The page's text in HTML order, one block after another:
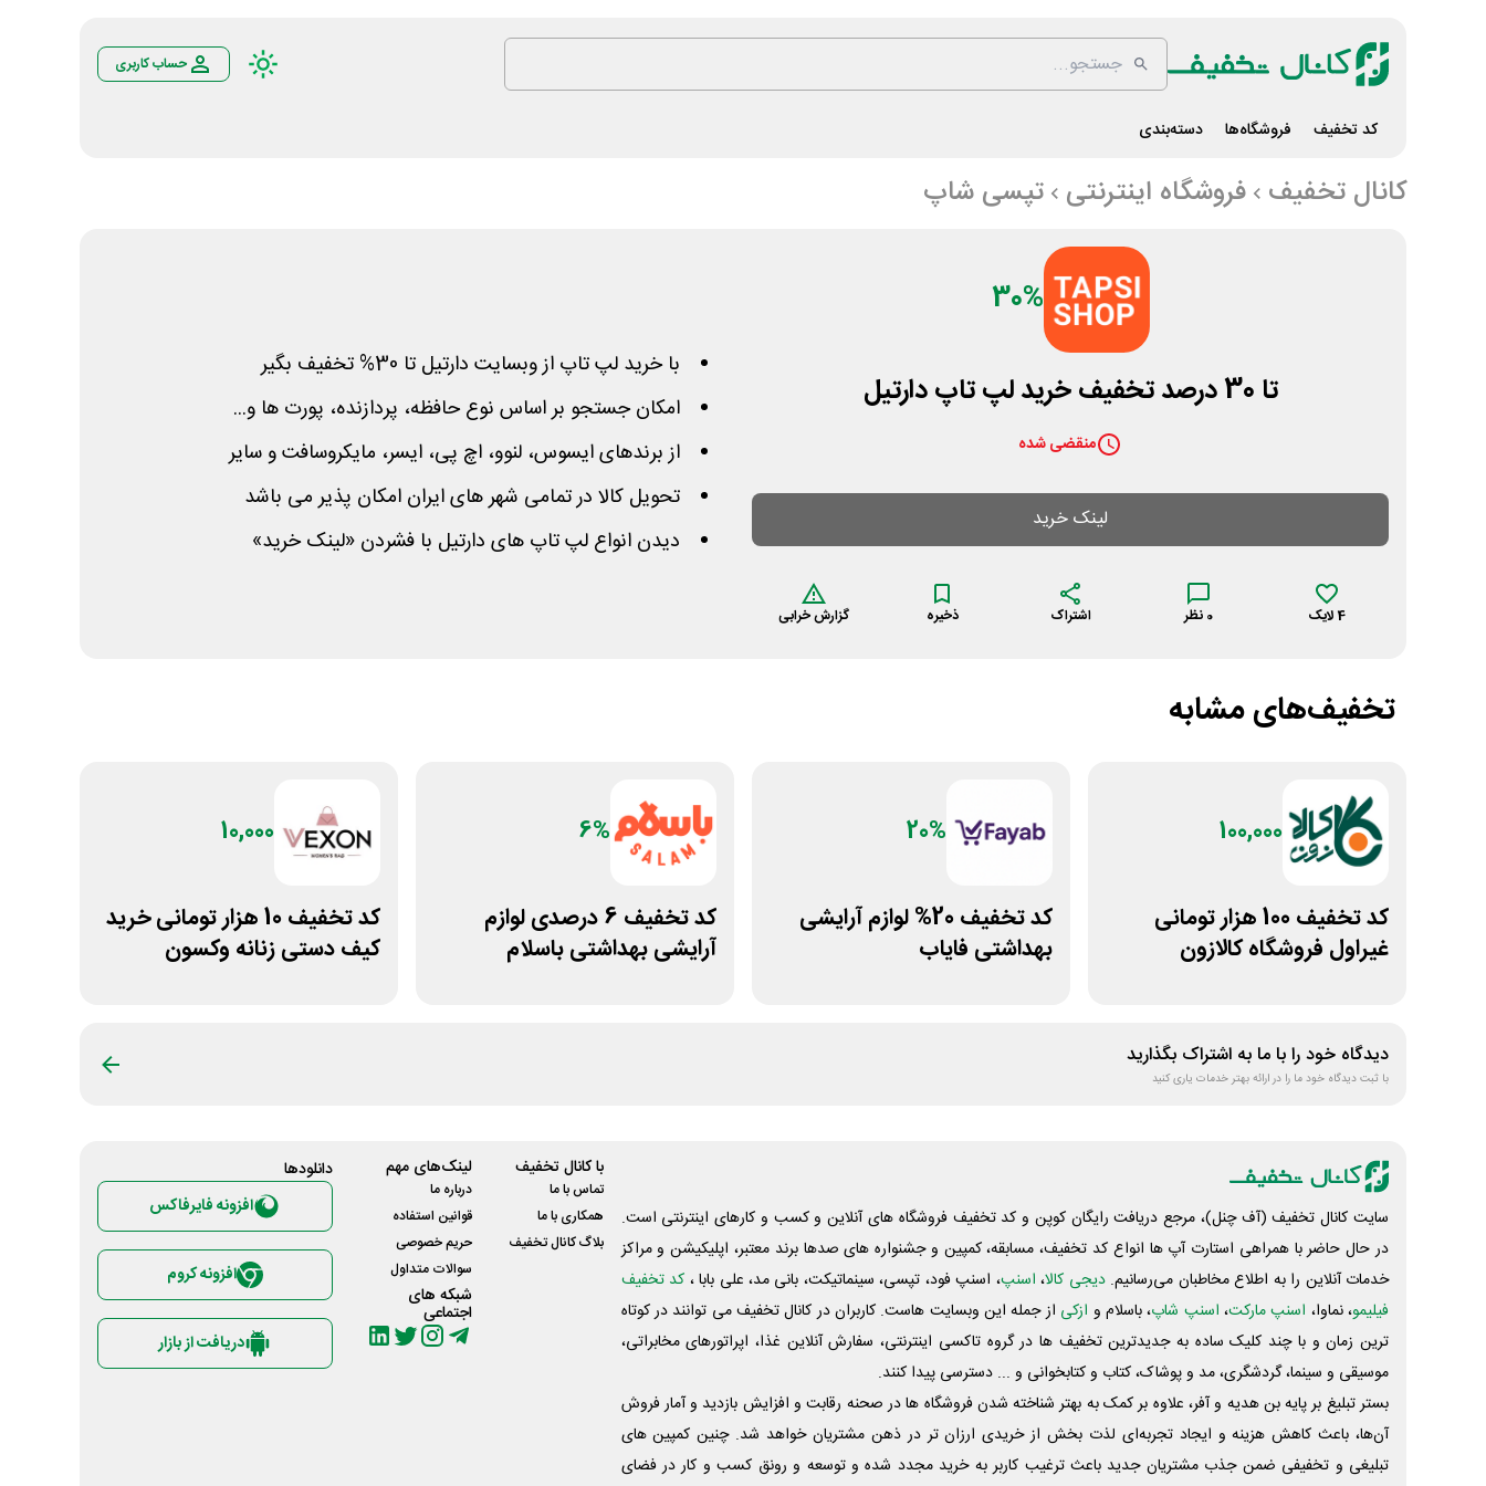
حساب کاربری
کد تخفیف فروشگاه‌ها دسته‌بندی
کانال تخفیف فروشگاه اینترنتی تپسی شاپ
30%
تا 30 درصد تخفیف خرید لپ تاپ دارتیل
منقضی شده
لینک خرید
4 لایک 0 نظر اشتراک ذخیره گزارش خرابی
با خرید لپ تاپ از وبسایت دارتیل تا 30% تخفیف بگیر
امکان جستجو بر اساس نوع حافظه، پردازنده، پورت ها و...
از برندهای ایسوس، لنوو، اچ پی، ایسر، مایکروسافت و سایر
تحویل کالا در تمامی شهر های ایران امکان پذیر می باشد
دیدن انواع لپ تاپ های دارتیل با فشردن «لینک خرید»
تخفیف‌های مشابه
100,000
کد تخفیف 100 هزار تومانی
غیراول فروشگاه کالازون
20%
کد تخفیف 20% لوازم آرایشی
بهداشتی فایاب
6%
کد تخفیف 6 درصدی لوازم
آرایشی بهداشتی باسلام
10,000
کد تخفیف 10 هزار تومانی خرید
کیف دستی زنانه وکسون
دیدگاه خود را با ما به اشتراک بگذارید
با ثبت دیدگاه خود ما را در ارائه بهتر خدمات یاری کنید
سایت کانال تخفیف (آف چنل)، مرجع دریافت رایگان کوپن و کد تخفیف فروشگاه های آنلاین و کسب و‌ کارهای اینترنتی است.
در حال حاضر با همراهی استارت آپ ها انواع کد تخفیف، مسابقه، کمپین و جشنواره های صدها برند معتبر، اپلیکیشن و مراکز
خدمات آنلاین را به اطلاع مخاطبان می‌رسانیم. دیجی کالا، اسنپ، اسنپ فود، تپسی، سینماتیکت، بانی مد، علی‌ بابا ، کد تخفیف
فیلیمو، نماوا، اسنپ مارکت، اسنپ شاپ، باسلام و ازکی از جمله این وبسایت ‌هاست. کاربران در کانال تخفیف می توانند در کوتاه
ترین زمان و با چند کلیک ساده به جدیدترین تخفیف ها در گروه تاکسی اینترنتی، سفارش آنلاین غذا، اپراتورهای مخابراتی،
موسیقی و سینما، گردشگری، مد و پوشاک، کتاب و کتابخوانی و ... دسترسی پیدا کنند.
بستر تبلیغ بر پایه بن هدیه و آفر، علاوه بر کمک به بهتر شناخته شدن فروشگاه ها در صحنه رقابت و افزایش بازدید و آمار فروش
آن‌ها، باعث کاهش هزینه و ایجاد تجربه‌ای لذت بخش از خریدی ارزان تر در ذهن مشتریان خواهد شد. چنین کمپین های
تبلیغی و تخفیفی ضمن جذب مشتریان جدید باعث ترغیب کاربر به خرید مجدد شده و توسعه و رونق کسب و کار در فضای
با کانال تخفیف
تماس با ما
همکاری با ما
بلاگ کانال تخفیف
لینک‌های مهم
درباره ما
قوانین استفاده
حریم خصوصی
سوالات متداول
شبکه های
اجتماعی
دانلود‌ها
افزونه فایرفاکس
افزونه کروم
دریافت از بازار